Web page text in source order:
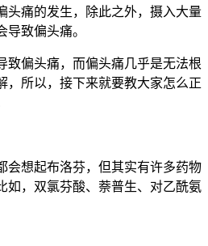
头痛的发生，除此之外，摄入大量
导致偏头痛。
致偏头痛，而偏头痛几乎是无法根
，所以，接下来就要教大家怎么正
会想起布洛芬，但其实有许多药物
如，双氯芬酸、萘普生、对乙酰氨